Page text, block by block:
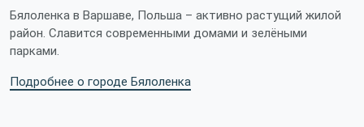
Бялоленка в Варшаве, Польша – активно растущий жилой
район. Славится современными домами и зелёными
парками.
Подробнее о городе Бялоленка